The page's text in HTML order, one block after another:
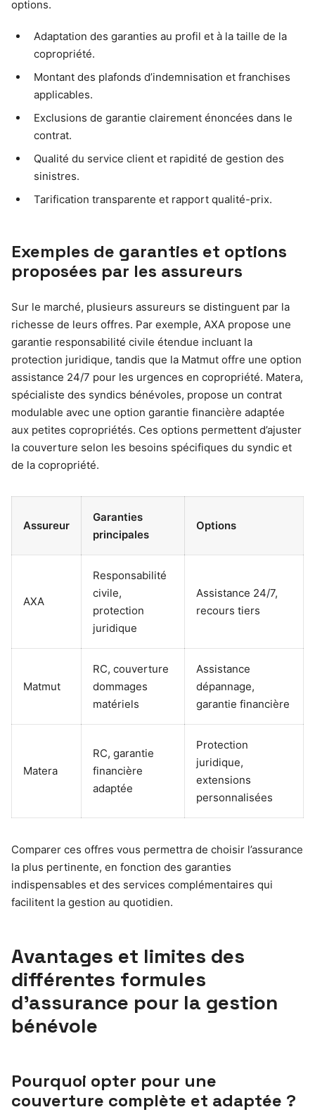
options.
Adaptation des garanties au profil et à la taille de la
copropriété.
Montant des plafonds d’indemnisation et franchises
applicables.
Exclusions de garantie clairement énoncées dans le
contrat.
Qualité du service client et rapidité de gestion des
sinistres.
Tarification transparente et rapport qualité-prix.
Exemples de garanties et options
proposées par les assureurs
Sur le marché, plusieurs assureurs se distinguent par la
richesse de leurs offres. Par exemple, AXA propose une
garantie responsabilité civile étendue incluant la
protection juridique, tandis que la Matmut offre une option
assistance 24/7 pour les urgences en copropriété. Matera,
spécialiste des syndics bénévoles, propose un contrat
modulable avec une option garantie financière adaptée
aux petites copropriétés. Ces options permettent d’ajuster
la couverture selon les besoins spécifiques du syndic et
de la copropriété.
Assureur
Garanties
principales
Options
AXA
Responsabilité
civile,
protection
juridique
Assistance 24/7,
recours tiers
Matmut
RC, couverture
dommages
matériels
Assistance
dépannage,
garantie financière
Matera
RC, garantie
financière
adaptée
Protection
juridique,
extensions
personnalisées
Comparer ces offres vous permettra de choisir l’assurance
la plus pertinente, en fonction des garanties
indispensables et des services complémentaires qui
facilitent la gestion au quotidien.
Avantages et limites des
différentes formules
d’assurance pour la gestion
bénévole
Pourquoi opter pour une
couverture complète et adaptée ?